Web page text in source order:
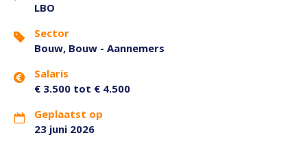
LBO
Sector
Bouw, Bouw - Aannemers
Salaris
€ 3.500 tot € 4.500
Geplaatst op
23 juni 2026